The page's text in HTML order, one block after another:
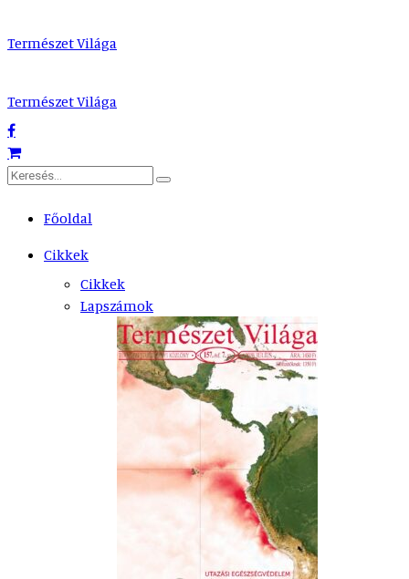
Természet Világa
Természet Világa
Főoldal
Cikkek
Cikkek
Lapszámok